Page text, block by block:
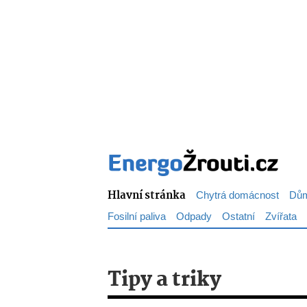
Hlavní stránka Chytrá domácnost
Fosilní paliva Odpady Ostatní Zvířata
Tipy a triky